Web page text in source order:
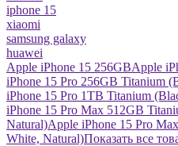
iphone 15
xiaomi
samsung galaxy
huawei
Apple iPhone 15 256GBApple
iPhone 15 Pro 256GB Titanium
iPhone 15 Pro 1TB Titanium
iPhone 15 Pro Max 512GB
Natural)Apple iPhone 15 Pro
White, Natural)Показать все